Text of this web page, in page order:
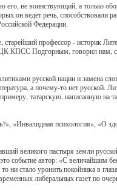
не воинствующий, а только
он ведет речь, способствовали
Федерации.
профессор - историк
КПСС Подгорным, говорил нам,
русской нации и замена
а почему-то нет русской.
татарскую, написанную на
«Инвалидная психология», «О
великого пастыря земли
событие автор: «С величайшим
стало уронить покойника в
либеральных газет по